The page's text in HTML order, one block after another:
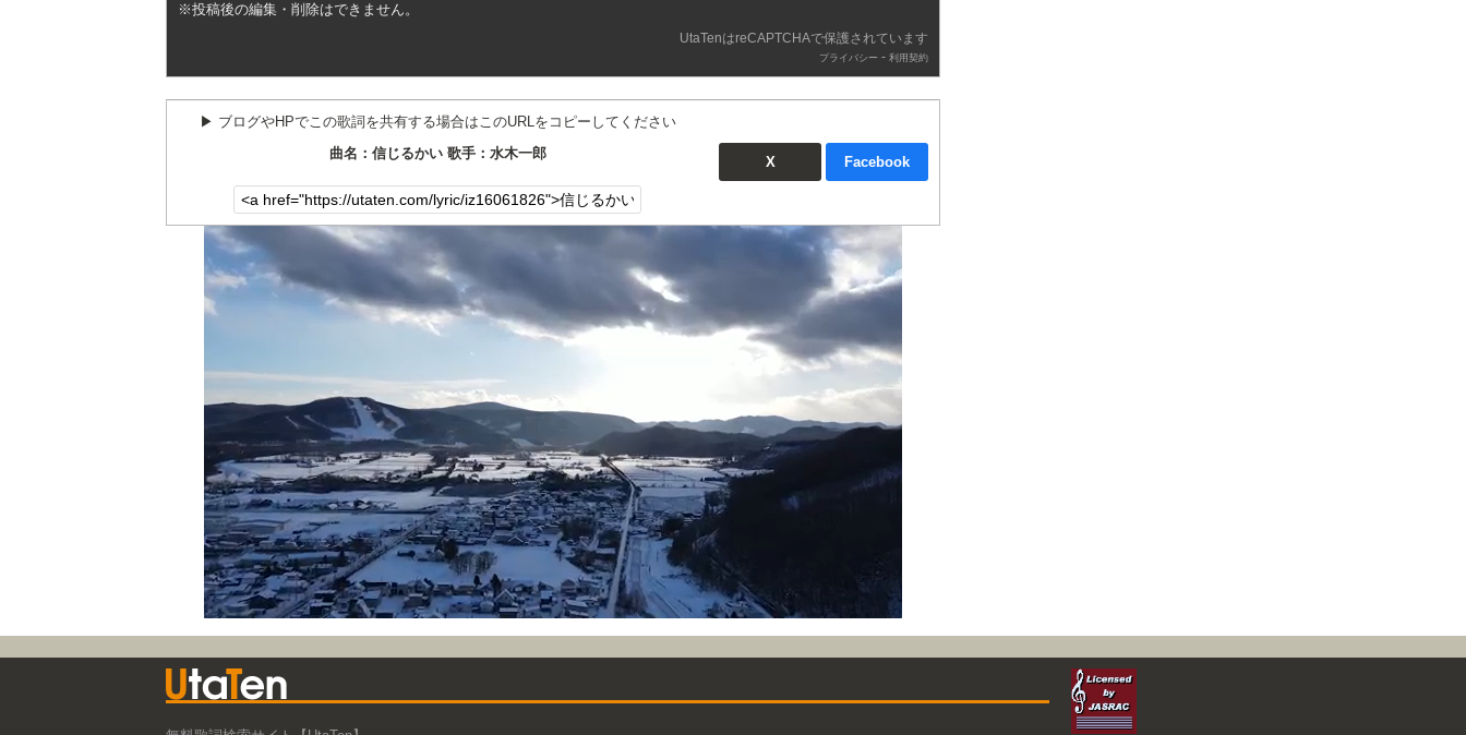
※投稿後の編集・削除はできません。
UtaTenはreCAPTCHAで保護されています
プライバシー - 利用契約
▶︎ ブログやHPでこの歌詞を共有する場合はこのURLをコピーしてください
曲名：信じるかい 歌手：水木一郎
X Facebook